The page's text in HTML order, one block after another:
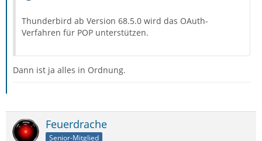
Thunderbird ab Version 68.5.0 wird das OAuth-
Verfahren für POP unterstützen.
Dann ist ja alles in Ordnung.
Feuerdrache
Senior-Mitglied